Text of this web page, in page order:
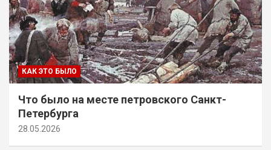
КАК ЭТО БЫЛО
Что было на месте петровского Санкт-
Петербурга
28.05.2026